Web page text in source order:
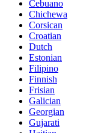
Cebuano
Chichewa
Corsican
Croatian
Dutch
Estonian
Filipino
Finnish
Frisian
Galician
Georgian
Gujarati